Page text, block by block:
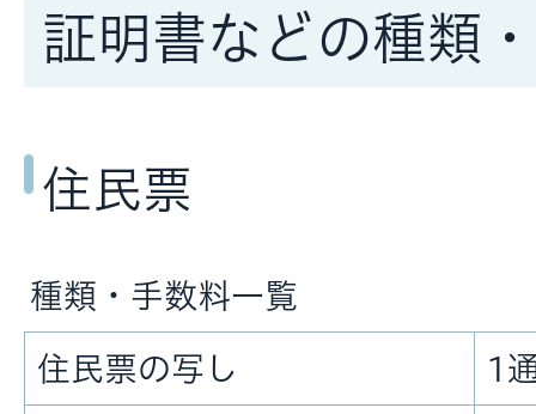
証明書などの種類
住民票
種類・手数料一覧
住民票の写し 1